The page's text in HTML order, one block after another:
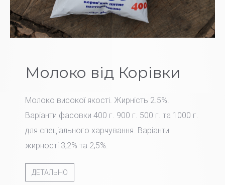
Молоко від Корівки
Молоко високої якості. Жирність 2.5%.
Варіанти фасовки 400 г. 900 г. 500 г. та 1000 г.
для спеціального харчування. Варіанти
жирності 3,2% та 2,5%.
ДЕТАЛЬНО